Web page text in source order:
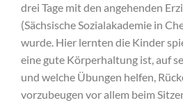
drei Tage mit den angehenden
(Sächsische Sozialakademie in
wurde. Hier lernten die Kinder
eine gute Körperhaltung ist, auf
und welche Übungen helfen,
vorzubeugen vor allem beim